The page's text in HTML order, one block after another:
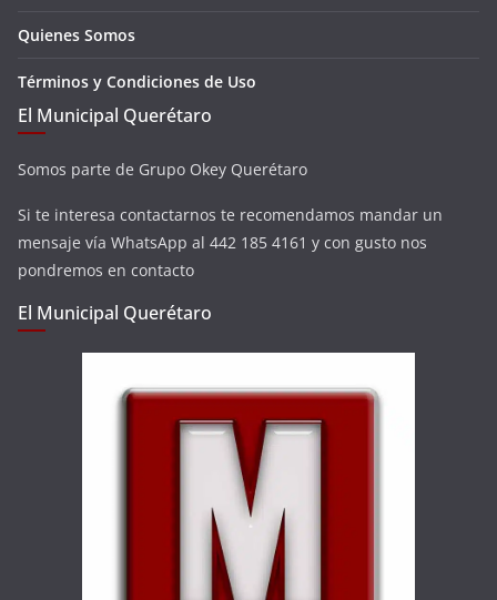
Quienes Somos
Términos y Condiciones de Uso
El Municipal Querétaro
Somos parte de Grupo Okey Querétaro
Si te interesa contactarnos te recomendamos mandar un
mensaje vía WhatsApp al 442 185 4161 y con gusto nos
pondremos en contacto
El Municipal Querétaro